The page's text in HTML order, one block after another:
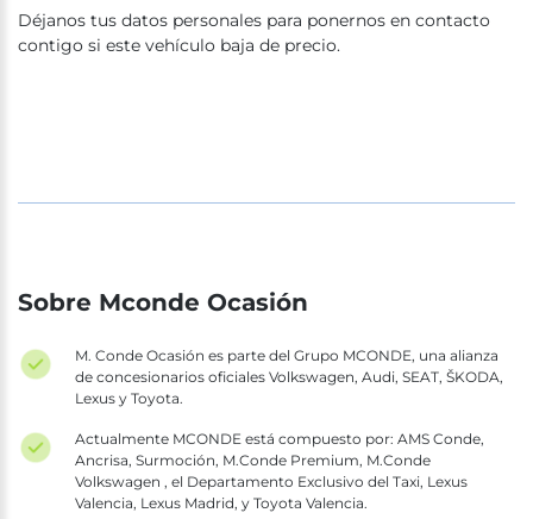
Déjanos tus datos personales para ponernos en contacto
contigo si este vehículo baja de precio.
Sobre Mconde Ocasión
M. Conde Ocasión es parte del Grupo MCONDE, una alianza
de concesionarios oficiales Volkswagen, Audi, SEAT, ŠKODA,
Lexus y Toyota.
Actualmente MCONDE está compuesto por: AMS Conde,
Ancrisa, Surmoción, M.Conde Premium, M.Conde
Volkswagen , el Departamento Exclusivo del Taxi, Lexus
Valencia, Lexus Madrid, y Toyota Valencia.